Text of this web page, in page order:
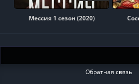
Мессия 1 сезон (2020)
Обратная связь